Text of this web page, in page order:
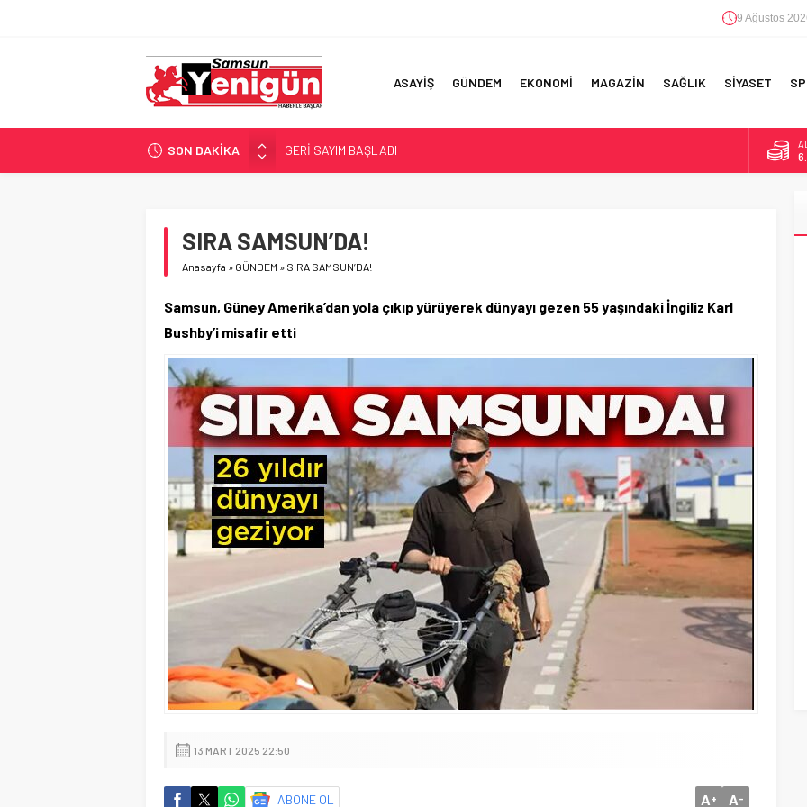
9 Ağustos
ASAYİŞ GÜNDEM EKONOMİ MAGAZİN SAĞLIK SİYASET
SON DAKİKA
GERİ SAYIM BAŞLADI
SAMSUNSPOR’DA HEDEF 5’İNCİLİK!
İŞTE FINDIK FİYATI!
SIRA SAMSUN’DA!
Anasayfa » GÜNDEM » SIRA SAMSUN’DA!
Samsun, Güney Amerika’dan yola çıkıp yürüyerek dünyayı gezen 55 yaşındaki İngiliz Karl
Bushby’i misafir etti
13 MART 2025 22:50
ABONE OL A+ A-